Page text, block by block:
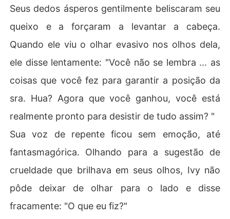
Seus dedos ásperos gentilmente beliscaram seu
queixo e a forçaram a levantar a cabeça.
Quando ele viu o olhar evasivo nos olhos dela,
ele disse lentamente: "Você não se lembra ... as
coisas que você fez para garantir a posição da
sra. Hua? Agora que você ganhou, você está
realmente pronto para desistir de tudo assim? "
Sua voz de repente ficou sem emoção, até
fantasmagórica. Olhando para a sugestão de
crueldade que brilhava em seus olhos, Ivy não
pôde deixar de olhar para o lado e disse
fracamente: "O que eu fiz?"